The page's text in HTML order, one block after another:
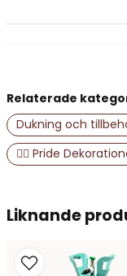
name
Namn
Ja, ni får
Liknande
Relaterade
Dukning och
🏳️‍🌈 Pride